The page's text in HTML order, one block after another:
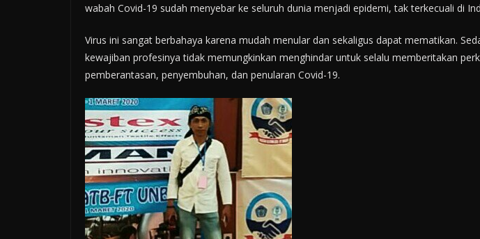
wabah Covid-19 sudah menyebar ke seluruh dunia menjadi epidemi, tak terkecuali di
Virus ini sangat berbahaya karena mudah menular dan sekaligus dapat mematikan.
kewajiban profesinya tidak memungkinkan menghindar untuk selalu memberitakan
pemberantasan, penyembuhan, dan penularan Covid-19.